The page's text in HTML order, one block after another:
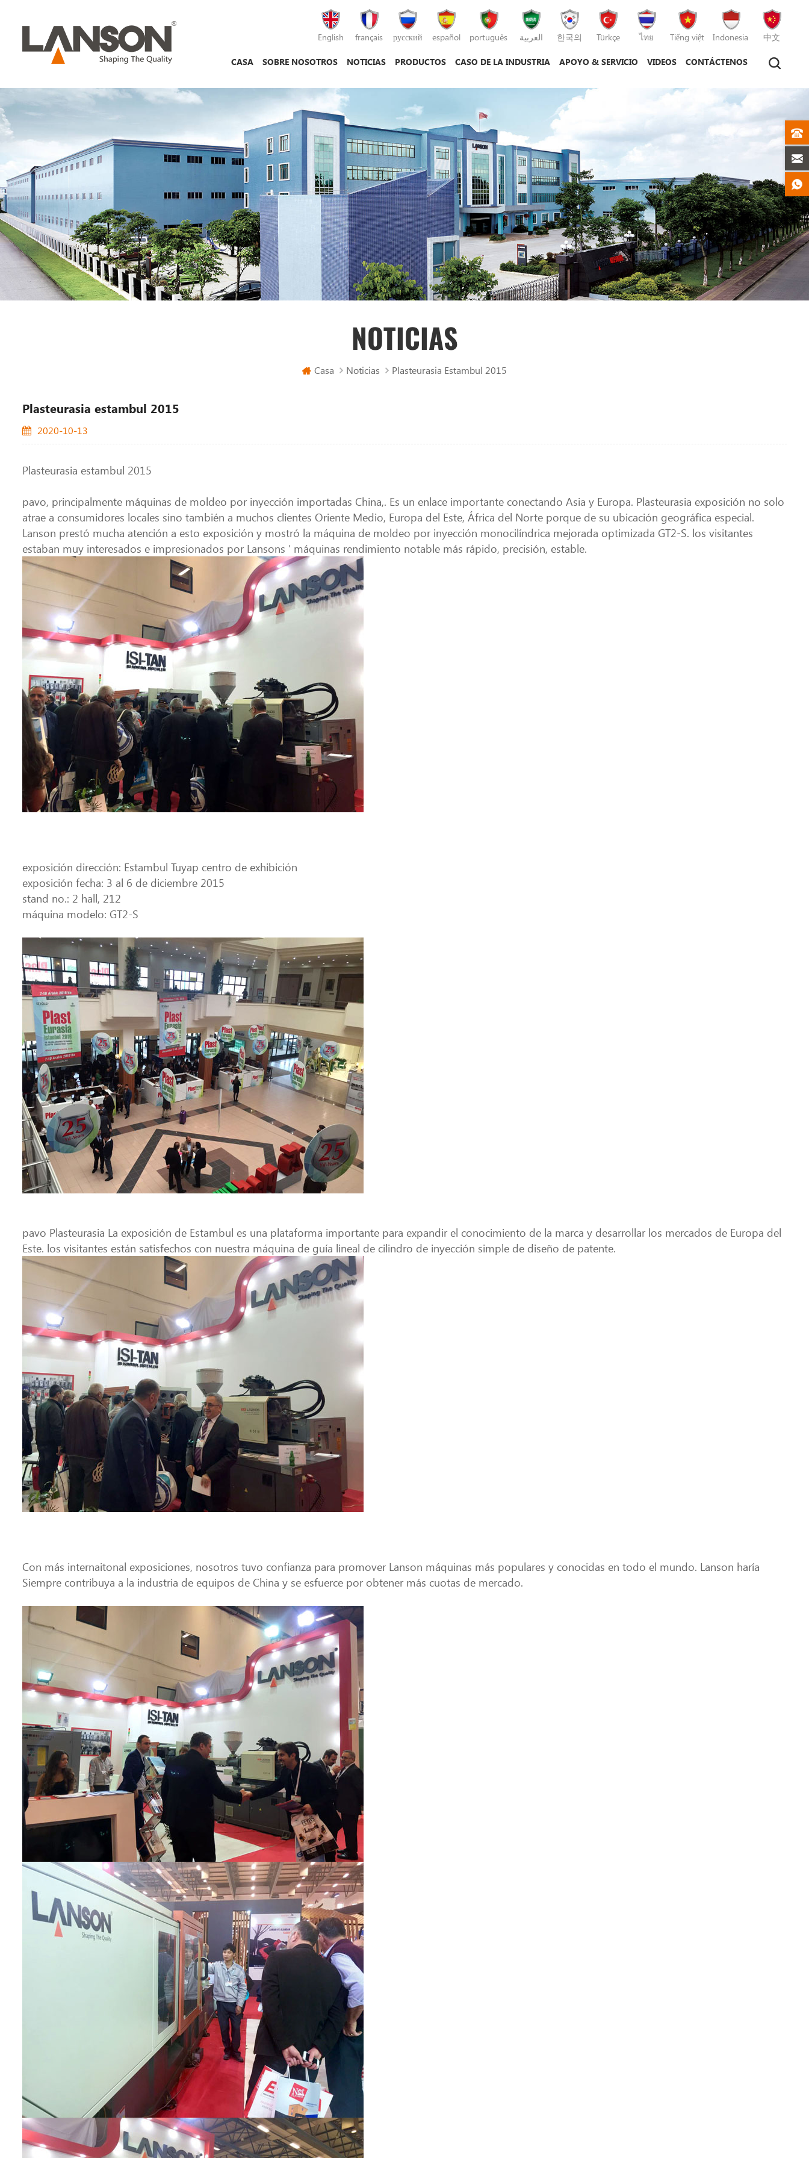
English français русский español português العربية 한국의 Türkçe ไทย Tiếng việt Indonesia 中文
CASA SOBRE NOSOTROS NOTICIAS PRODUCTOS CASO DE LA INDUSTRIA APOYO & SERVICIO VIDEOS CONTÁCTENOS
NOTICIAS
Casa Noticias Plasteurasia Estambul 2015
Plasteurasia estambul 2015
2020-10-13
Plasteurasia estambul 2015
pavo, principalmente máquinas de moldeo por inyección importadas China,. Es un enlace importante conectando Asia y Europa. Plasteurasia exposición no solo
atrae a consumidores locales sino también a muchos clientes Oriente Medio, Europa del Este, África del Norte porque de su ubicación geográfica especial.
Lanson prestó mucha atención a esto exposición y mostró la máquina de moldeo por inyección monocilíndrica mejorada optimizada GT2-S. los visitantes
estaban muy interesados ​​e impresionados por Lansons ’ máquinas rendimiento notable más rápido, precisión, estable.
exposición dirección: Estambul Tuyap centro de exhibición
exposición fecha: 3 al 6 de diciembre 2015
stand no.: 2 hall, 212
máquina modelo: GT2-S
pavo Plasteurasia La exposición de Estambul es una plataforma importante para expandir el conocimiento de la marca y desarrollar los mercados de Europa del
Este. los visitantes están satisfechos con nuestra máquina de guía lineal de cilindro de inyección simple de diseño de patente.
Con más internaitonal exposiciones, nosotros tuvo confianza para promover Lanson máquinas más populares y conocidas en todo el mundo. Lanson haría
Siempre contribuya a la industria de equipos de China y se esfuerce por obtener más cuotas de mercado.